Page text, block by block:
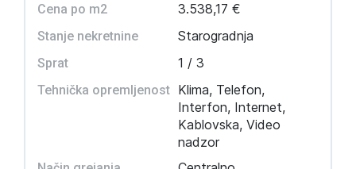
Cena po m2 3.538,17 €
Stanje nekretnine Starogradnja
Sprat 1 / 3
Tehnička opremljenost Klima, Telefon,
Interfon, Internet,
Kablovska, Video
nadzor